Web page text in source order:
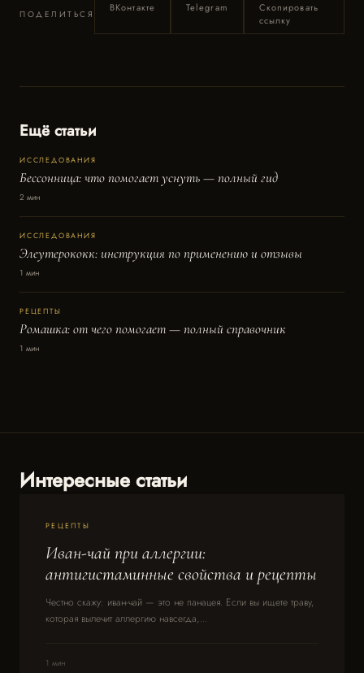
ПОДЕЛИТЬСЯ ВКонтакте Telegram
Скопировать
ссылку
Ещё статьи
ИССЛЕДОВАНИЯ
Бессонница: что помогает уснуть — полный гид
2 мин
ИССЛЕДОВАНИЯ
Элеутерококк: инструкция по применению и отзывы
1 мин
РЕЦЕПТЫ
Ромашка: от чего помогает — полный справочник
1 мин
Интересные статьи
РЕЦЕПТЫ
Иван-чай при аллергии:
антигистаминные свойства и рецепты
Честно скажу: иван-чай — это не панацея. Если вы ищете траву,
которая вылечит аллергию навсегда,...
1 мин